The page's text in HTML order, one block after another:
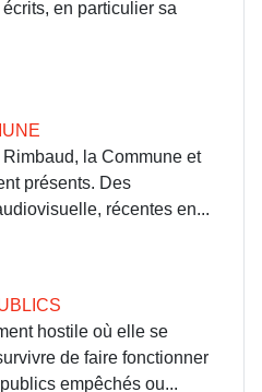
en particulier sa
Rimbaud, la Commune et
présents. Des
récentes en...
hostile où elle se
de faire fonctionner
empêchés ou...